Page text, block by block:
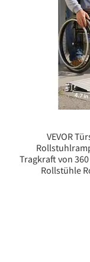
VEVOR
Tragkraft von
Rollstühle